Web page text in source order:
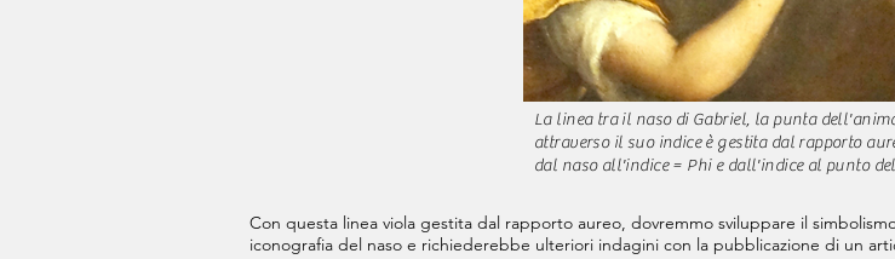
La linea tra il naso di Gabriel, la punta
attraverso il suo indice è gestita dal rapporto
dal naso all'indice = Phi e dall'indice al punto
Con questa linea viola gestita dal rapporto aureo, dovremmo sviluppare il
iconografia del naso e richiederebbe ulteriori indagini con la pubblicazione di un